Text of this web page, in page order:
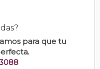
para que tu